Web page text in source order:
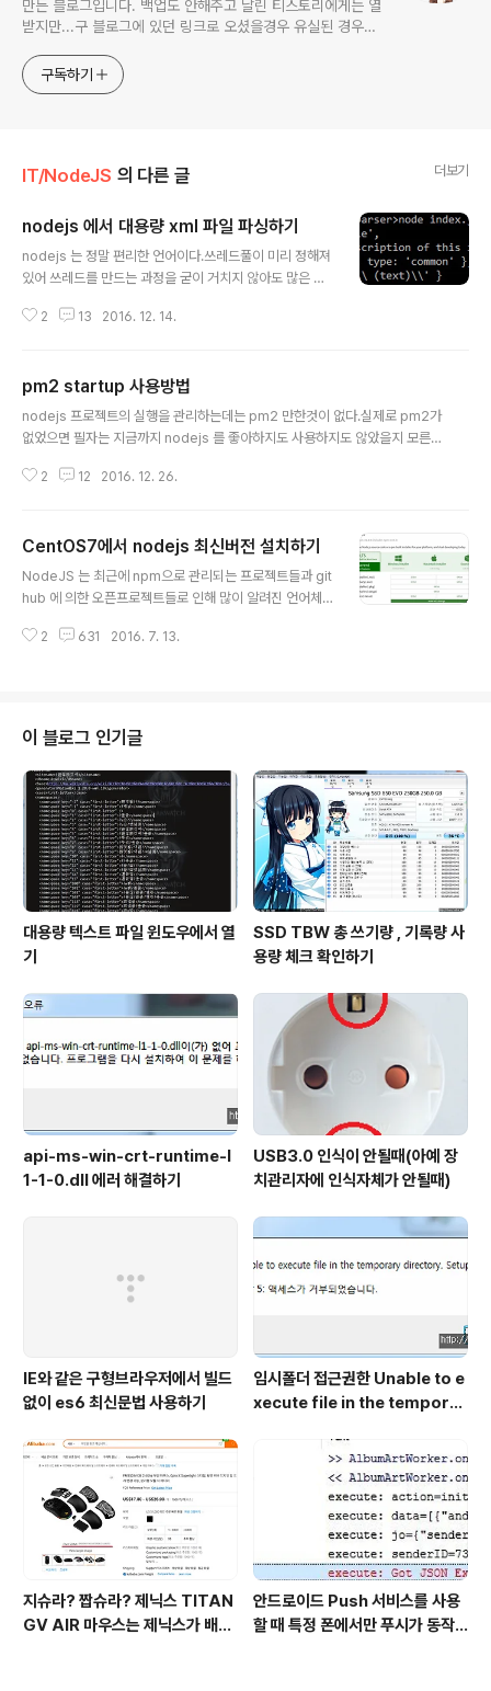
만든 블로그입니다. 백업도 안해주고 날린 티스토리에게는 열
받지만...구 블로그에 있던 링크로 오셨을경우 유실된 경우가
구독하기
IT/NodeJS 의 다른 글 더보기
nodejs 에서 대용량 xml 파일 파싱하기
nodejs 는 정말 편리한 언어이다.쓰레드풀이 미리 정해져
있어 쓰레드를 만드는 과정을 굳이 거치지 않아도 많은 부
개의 프로세스코어를 사용한다는 말은 아니지만 말이다.
솔루션들로 인해사랑받는 언어가 되었음은 두말할것도 없
다. 때문에 여러가지 공개된 오픈소스 라이브러리가 많은
것은 두말하면 잔소리일 것이다.필자도 2GB정도의 xml
치 않은 작업이다.기본적으로 노드 변수 하나의 buffer 에
2 13 2016. 12. 14.
pm2 startup 사용방법
nodejs 프로젝트의 실행을 관리하는데는 pm2 만한것이 없다.실제로 pm2가
없었으면 필자는 지금까지 nodejs 를 좋아하지도 사용하지도 않았을지 모른
자동으로 프로젝트를 시작프로그램으로서 올려주는 startup 하는 과정을 제공
면[PM2] You have to run this command as root. Execute the follo
wing command:sudo env PATH=$PATH:/usr/local/bin /usr/local/li
b/no..
2 12 2016. 12. 26.
CentOS7에서 nodejs 최신버전 설치하기
NodeJS 는 최근에 npm으로 관리되는 프로젝트들과 git
hub 에 의한 오픈프로젝트들로 인해 많이 알려진 언어체
할 수 있습니다. 다만 모든 문법이 Javascript를 따르기때
지만 최신버전으로 설치하기 어려운점들이 있습니다.하지
만 node에 의하여 관리되는 수많은 오픈프로젝트들은 신
기하게도 최신버전을 따라가려는 경향이 있습니다.아무래
도 그동안 정체되어있던 js의 발전에 발동이 걸린지금 기회
를 타고 최신트렌드를 빠르게 맞춰나가는듯 합니다. 때문
에 안정화 버전을 쓰기보다는..
2 631 2016. 7. 13.
이 블로그 인기글
대용량 텍스트 파일 윈도우에서 열
기
SSD TBW 총 쓰기량 , 기록량 사
용량 체크 확인하기
api-ms-win-crt-runtime-l
1-1-0.dll 에러 해결하기
USB3.0 인식이 안될때(아예 장
치관리자에 인식자체가 안될때)
IE와 같은 구형브라우저에서 빌드
없이 es6 최신문법 사용하기
임시폴더 접근권한 Unable to e
xecute file in the temporar
지슈라? 짭슈라? 제닉스 TITAN
GV AIR 마우스는 제닉스가 배낀
안드로이드 Push 서비스를 사용
할 때 특정 폰에서만 푸시가 동작